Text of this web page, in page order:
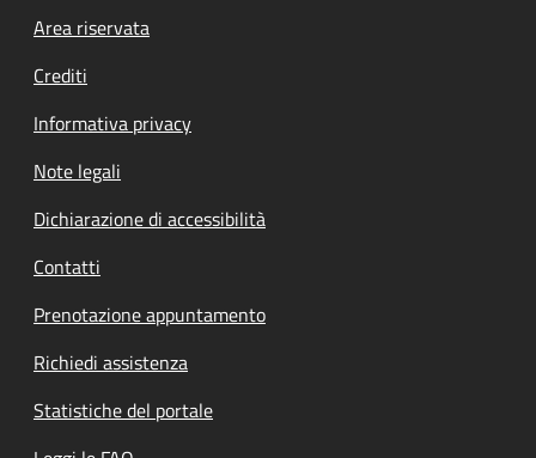
Footer menu
Area riservata
Crediti
Informativa privacy
Note legali
Dichiarazione di accessibilità
Contatti
Prenotazione appuntamento
Richiedi assistenza
Statistiche del portale